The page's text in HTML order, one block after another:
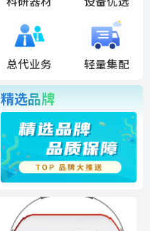
总代业务 轻量集配
精选品牌